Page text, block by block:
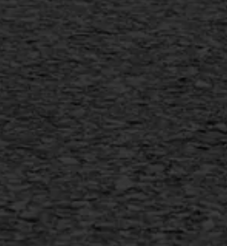
Scheurreparatie
Flexigoot
Vertical seal
Vlakslijpen
Vorstschade
AWS ASFALTWERKEN
+31 493 842 840
info@asfaltwerken.nl
MEER INFORMATIE
Inschrijven nieuwsbrief